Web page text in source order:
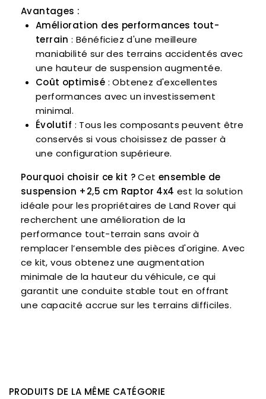
Avantages :
Amélioration des performances tout-
terrain : Bénéficiez d'une meilleure
maniabilité sur des terrains accidentés avec
une hauteur de suspension augmentée.
Coût optimisé : Obtenez d'excellentes
performances avec un investissement
minimal.
Évolutif : Tous les composants peuvent être
conservés si vous choisissez de passer à
une configuration supérieure.
Pourquoi choisir ce kit ?Cet ensemble de
suspension +2,5 cm Raptor 4x4 est la solution
idéale pour les propriétaires de Land Rover qui
recherchent une amélioration de la
performance tout-terrain sans avoir à
remplacer l’ensemble des pièces d'origine. Avec
ce kit, vous obtenez une augmentation
minimale de la hauteur du véhicule, ce qui
garantit une conduite stable tout en offrant
une capacité accrue sur les terrains difficiles.
PRODUITS DE LA MÊME CATÉGORIE